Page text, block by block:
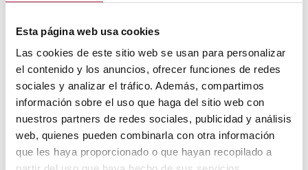
Esta página web usa cookies
Las cookies de este sitio web se usan para personalizar
el contenido y los anuncios, ofrecer funciones de redes
sociales y analizar el tráfico. Además, compartimos
información sobre el uso que haga del sitio web con
nuestros partners de redes sociales, publicidad y análisis
web, quienes pueden combinarla con otra información
que les haya proporcionado o que hayan recopilado a
rozaduras en las ingles.
1) Limpiar la piel
Se debe lavar la zona con agua o suero fisiológico si se
trata de una lesión superficial limpia. En caso de que se
presente suciedad, se puede utilizar un jabón neutro.
Es importante secar bien la piel con una gasa estéril.